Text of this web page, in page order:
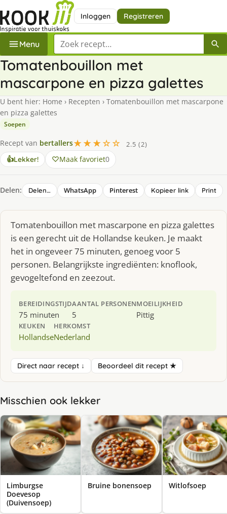
Inloggen Registreren
Menu Zoek een recept
Tomatenbouillon met
mascarpone en pizza galettes
U bent hier: Home › Recepten › Tomatenbouillon met mascarpone
en pizza galettes
Soepen
Recept van bertallers★★★☆☆
2.5 (2)
👍Lekker! Maak favoriet0
Delen: Delen… WhatsApp Pinterest Kopieer link Print
Tomatenbouillon met mascarpone en pizza galettes
is een gerecht uit de Hollandse keuken. Je maakt
het in ongeveer 75 minuten, genoeg voor 5
personen. Belangrijkste ingrediënten: knoflook,
gevogeltefond en zeezout.
BEREIDINGSTIJD
75 minuten
AANTAL PERSONEN
5
MOEILIJKHEID
Pittig
KEUKEN
Hollandse
HERKOMST
Nederland
Direct naar recept ↓ Beoordeel dit recept ★
Misschien ook lekker
Limburgse
Doevesop
(Duivensoep)
Bruine bonensoep Witlofsoep